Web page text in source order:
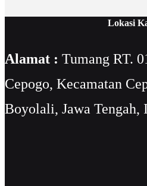
Lokasi
Alamat : Tumang RT.
Cepogo, Kecamatan
Boyolali, Jawa Tengah,